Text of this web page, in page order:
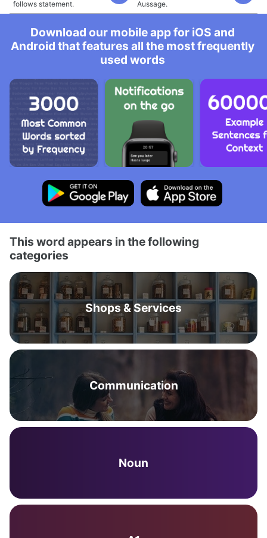
follows statement.
Aussage.
Download our mobile app for iOS and
Android that features all the most frequently
used words
This word appears in the following
categories
Shops & Services
Communication
Noun